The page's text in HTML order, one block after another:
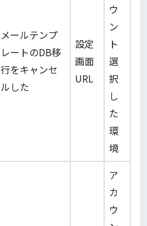
メールテンプ
レートのDB移
行をキャンセ
ルした
設定
画面
URL
ウ
ン
ト
選
択
し
た
環
境
ア
カ
ウ